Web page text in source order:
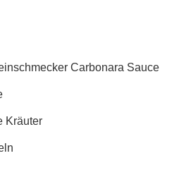
Carbonara Sauce
Kräuter